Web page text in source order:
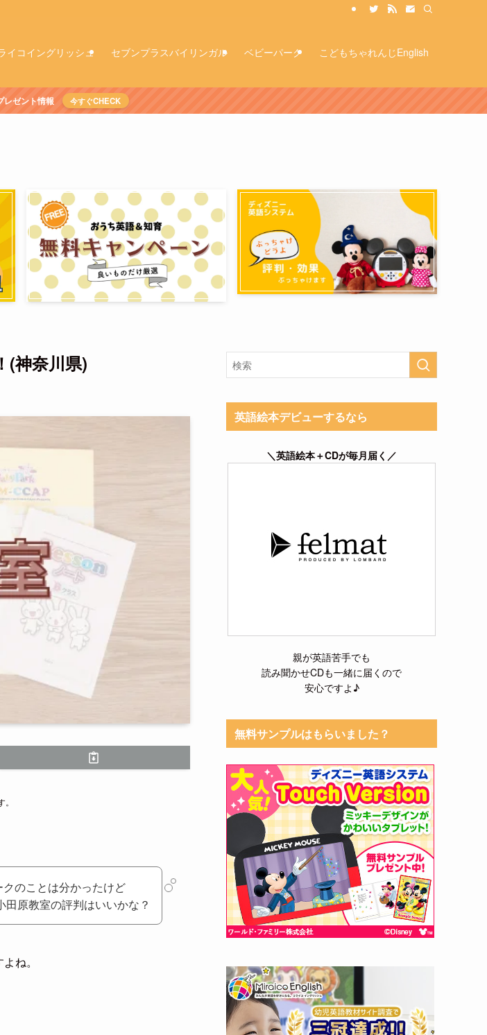
イコイングリッシュ セブンプラスバイリンガル ベビーパーク こどもちゃれんじEnglish
レゼント情報 今すぐCHECK
(神奈川県)
のことは分かったけど
田原教室の評判はいいかな？
ね。
英語絵本デビューするなら
＼英語絵本＋CDが毎月届く／
親が英語苦手でも
読み聞かせCDも一緒に届くので
安心ですよ♪
無料サンプルはもらいました？